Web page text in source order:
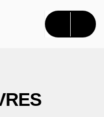
CONTENU